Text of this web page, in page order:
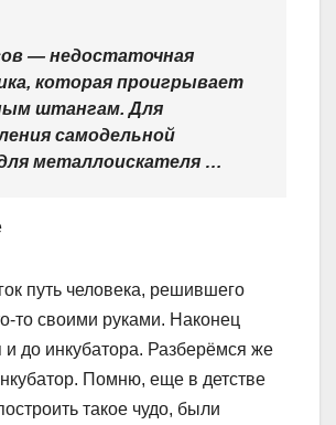
— недостаточная
которая проигрывает
штангам. Для
самодельной
металлоискателя …
путь человека, решившего
то своими руками. Наконец
до инкубатора. Разберёмся же
Помню, еще в детстве
такое чудо, были